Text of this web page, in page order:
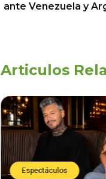
ante Venezuela y
Articulos
Espectáculos